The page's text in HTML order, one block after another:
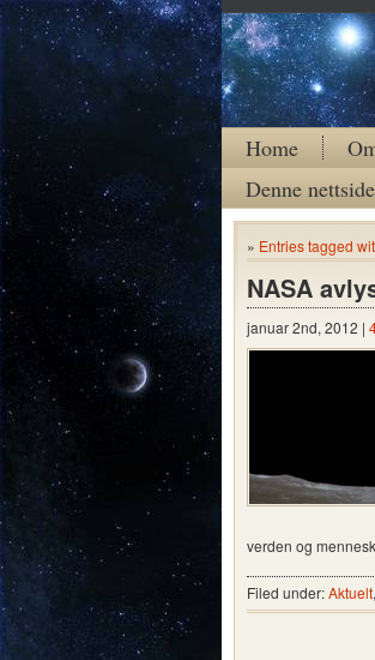
Home
Denne
» Entries tagged
NASA
januar 2nd, 2012 |
verden og
Filed under:Aktuelt,